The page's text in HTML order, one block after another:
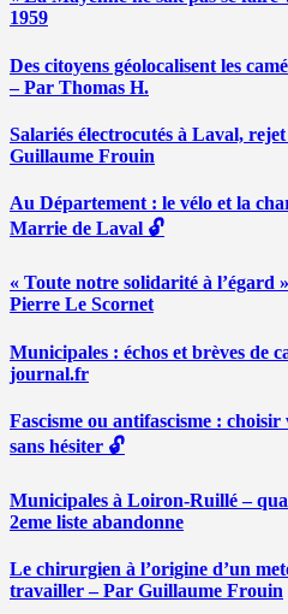
1959
Des citoyens géolocalisent les
– Par Thomas H.
Salariés électrocutés à Laval,
Guillaume Frouin
Au Département : le vélo et la
Marrie de Laval 🔓
« Toute notre solidarité à l’égard
Pierre Le Scornet
Municipales : échos et brèves de
journal.fr
Fascisme ou antifascisme :
sans hésiter 🔓
Municipales à Loiron-Ruillé –
2eme liste abandonne
Le chirurgien à l’origine d’un
travailler – Par Guillaume Frouin